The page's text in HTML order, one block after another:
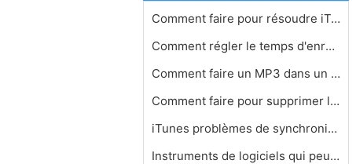
Comment faire pour résoudre iTunes …
Comment régler le temps d'enregistr…
Comment faire un MP3 dans un livre a…
Comment faire pour supprimer la voix…
iTunes problèmes de synchronisation…
Instruments de logiciels qui peuvent…